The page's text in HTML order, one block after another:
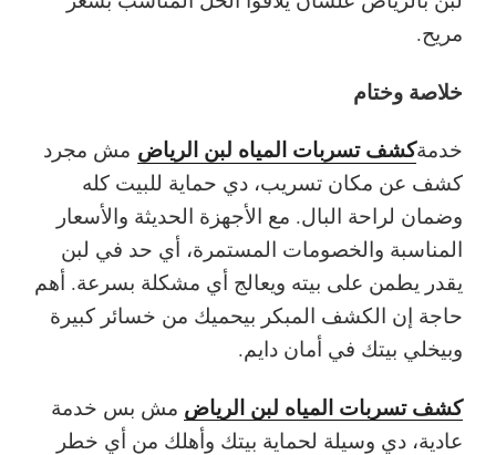
مريح.
خلاصة وختام
خدمةكشف تسربات المياه لبن الرياض مش مجرد
كشف عن مكان تسريب، دي حماية للبيت كله
وضمان لراحة البال. مع الأجهزة الحديثة والأسعار
المناسبة والخصومات المستمرة، أي حد في لبن
يقدر يطمن على بيته ويعالج أي مشكلة بسرعة. أهم
حاجة إن الكشف المبكر بيحميك من خسائر كبيرة
وبيخلي بيتك في أمان دايم.
كشف تسربات المياه لبن الرياض مش بس خدمة
عادية، دي وسيلة لحماية بيتك وأهلك من أي خطر